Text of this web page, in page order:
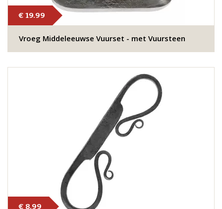
€ 19.99
Vroeg Middeleeuwse Vuurset - met Vuursteen
€ 8.99